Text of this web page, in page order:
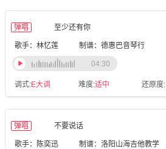
弹唱 至少还有你
歌手：林忆莲 制谱：德惠巴音琴行
调式:E大调 难度:适中 还原度:
04:30
弹唱 不要说话
歌手：陈奕迅 制谱：洛阳山海吉他教学